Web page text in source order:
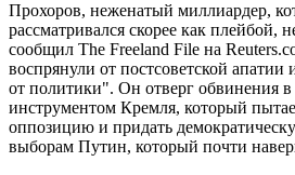
Прохоров, неженатый миллиардер,
рассматривался скорее как плейбой,
сообщил The Freeland File на
воспрянули от постсоветской апатии
от политики". Он отверг обвинения в
инструментом Кремля, который
оппозицию и придать
выборам Путин, который почти